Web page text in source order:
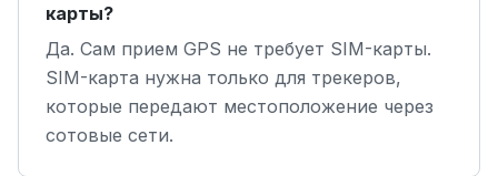
карты?
Да. Сам прием GPS не требует SIM-карты.
SIM-карта нужна только для трекеров,
которые передают местоположение через
сотовые сети.